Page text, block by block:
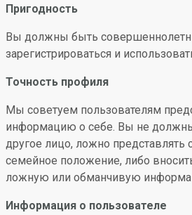
Пригодность
Вы должны быть
зарегистрироваться и
Точность профиля
Мы советуем пользователям
информацию о себе. Вы не
другое лицо, ложно представлять
семейное положение, либо
ложную или обманчивую
Информация о пользователе